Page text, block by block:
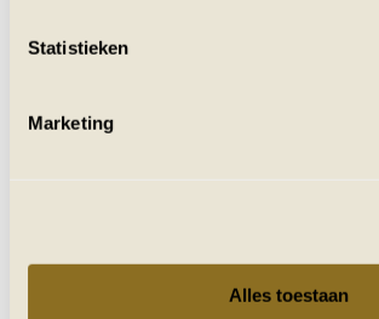
Statistieken
Marketing
Alles toestaan
Naam